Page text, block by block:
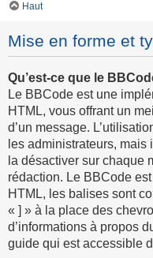
Haut
Mise en forme et
Qu’est-ce que le
Le BBCode est une
HTML, vous offrant un
d’un message.
les administrateurs,
la désactiver sur chaque
rédaction. Le BBCode
HTML, les balises sont
« ] » à la place des
d’informations à propos
guide qui est accessible